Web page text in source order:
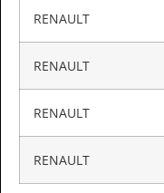
RENAULT
RENAULT
RENAULT
RENAULT